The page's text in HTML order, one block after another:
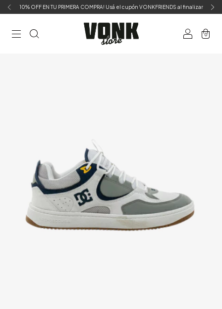
10% OFF EN TU PRIMERA COMPRA! Usá el cupón VONKFRIENDS al finalizar
0